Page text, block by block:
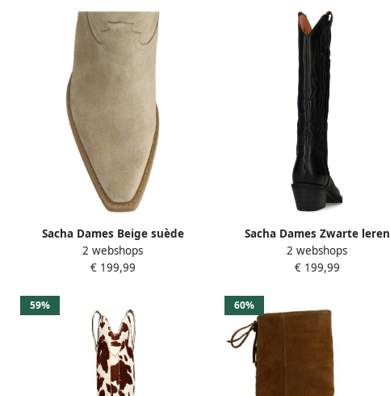
Sacha Dames Beige suède
cowboylaarzen met stiksels
2 webshops
€ 199,99
Sacha Dames Zwarte leren
cowboylaarzen met stiksels
2 webshops
€ 199,99
59% 60%